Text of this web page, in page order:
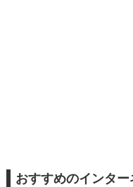
おすすめのインタ